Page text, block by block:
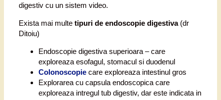
digestiv cu un sistem video.
Exista mai multe tipuri de endoscopie digestiva (dr
Ditoiu)
Endoscopie digestiva superioara – care
exploreaza esofagul, stomacul si duodenul
Colonoscopie care exploreaza intestinul gros
Explorarea cu capsula endoscopica care
exploreaza intregul tub digestiv, dar este indicata in